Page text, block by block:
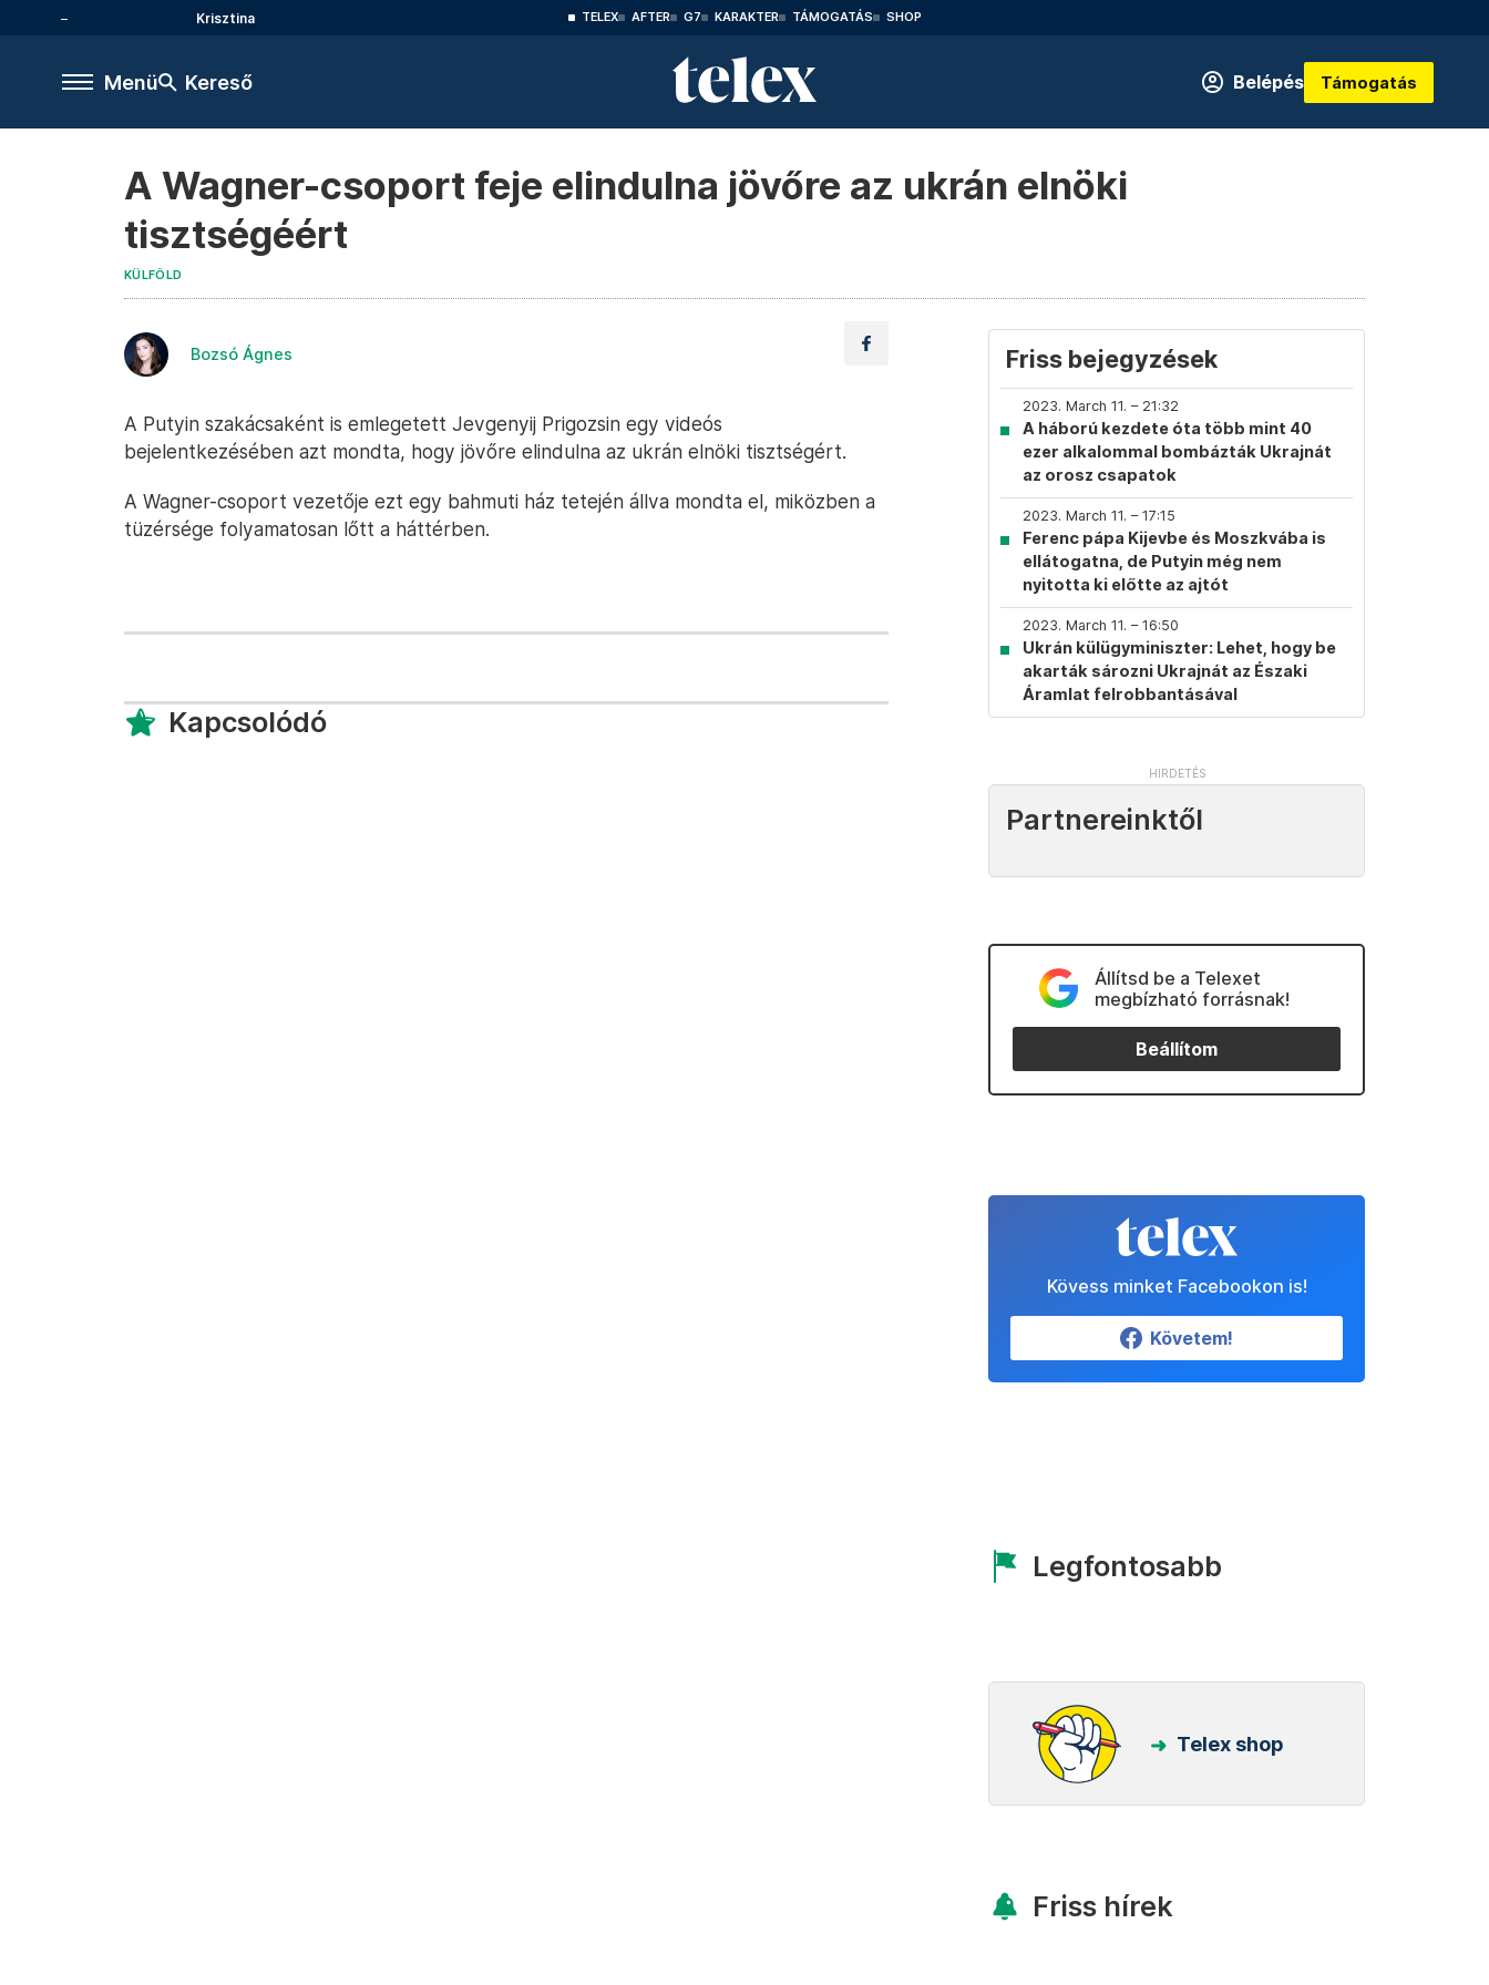
Krisztina TELEX AFTER G7 KARAKTER TÁMOGATÁS SHOP
Menü Kereső Belépés Támogatás
A Wagner-csoport feje elindulna jövőre az ukrán elnöki
tisztségéért
KÜLFÖLD
Bozsó Ágnes
A Putyin szakácsaként is emlegetett Jevgenyij Prigozsin egy videós
bejelentkezésében azt mondta, hogy jövőre elindulna az ukrán elnöki tisztségért.
A Wagner-csoport vezetője ezt egy bahmuti ház tetején állva mondta el, miközben a
tüzérsége folyamatosan lőtt a háttérben.
Kapcsolódó
Friss bejegyzések
2023. March 11. – 21:32
A háború kezdete óta több mint 40
ezer alkalommal bombázták Ukrajnát
az orosz csapatok
2023. March 11. – 17:15
Ferenc pápa Kijevbe és Moszkvába is
ellátogatna, de Putyin még nem
nyitotta ki előtte az ajtót
2023. March 11. – 16:50
Ukrán külügyminiszter: Lehet, hogy be
akarták sározni Ukrajnát az Északi
Áramlat felrobbantásával
Partnereinktől
Állítsd be a Telexet
megbízható forrásnak!
Beállítom
Kövess minket Facebookon is!
Követem!
Legfontosabb
Telex shop
Friss hírek